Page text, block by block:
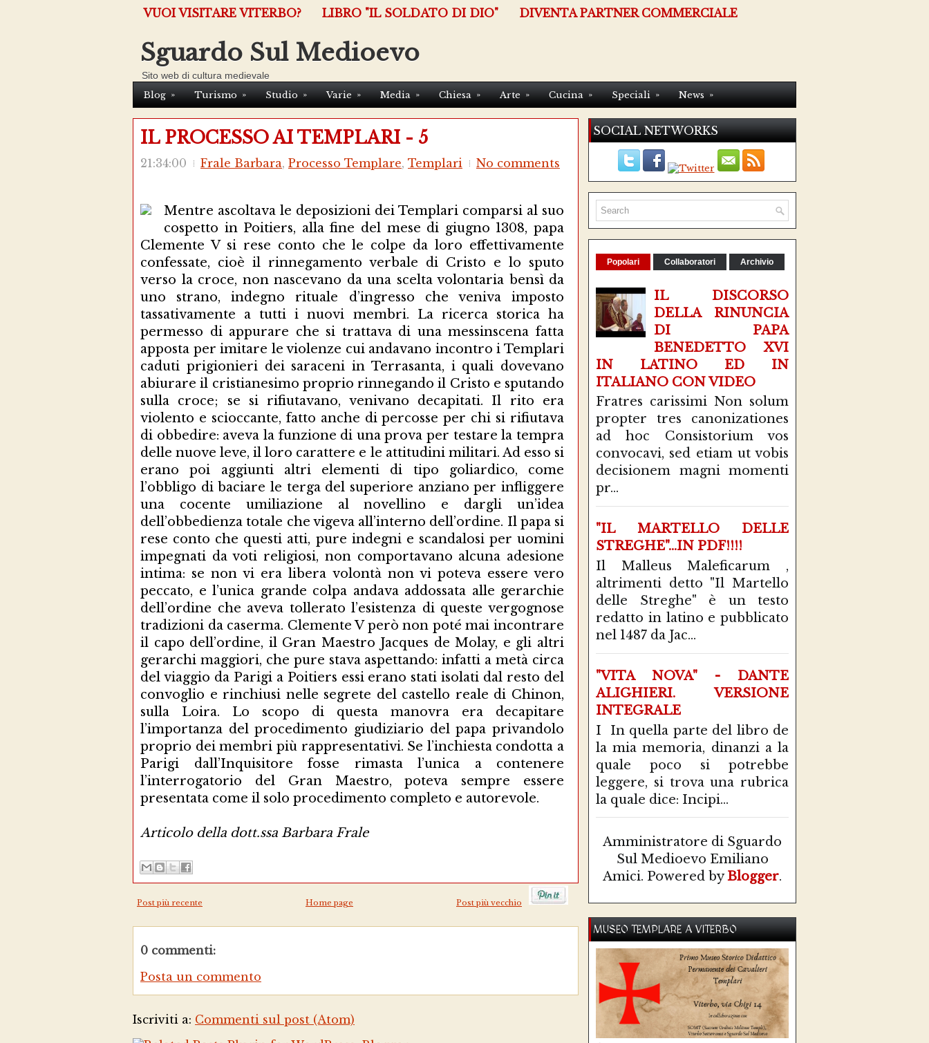
VUOI VISITARE VITERBO? LIBRO "IL SOLDATO DI DIO" DIVENTA PARTNER COMMERCIALE
Sguardo Sul Medioevo
Sito web di cultura medievale
Blog » Turismo » Studio » Varie » Media » Chiesa » Arte » Cucina » Speciali » News »
IL PROCESSO AI TEMPLARI - 5
21:34:00 Frale Barbara, Processo Templare, Templari No comments
Mentre ascoltava le deposizioni dei Templari comparsi al suo
cospetto in Poitiers, alla fine del mese di giugno 1308, papa
Clemente V si rese conto che le colpe da loro effettivamente
confessate, cioè il rinnegamento verbale di Cristo e lo sputo
verso la croce, non nascevano da una scelta volontaria bensì da
uno strano, indegno rituale d’ingresso che veniva imposto
tassativamente a tutti i nuovi membri. La ricerca storica ha
permesso di appurare che si trattava di una messinscena fatta
apposta per imitare le violenze cui andavano incontro i Templari
caduti prigionieri dei saraceni in Terrasanta, i quali dovevano
abiurare il cristianesimo proprio rinnegando il Cristo e sputando
sulla croce; se si rifiutavano, venivano decapitati. Il rito era
violento e scioccante, fatto anche di percosse per chi si rifiutava
di obbedire: aveva la funzione di una prova per testare la tempra
delle nuove leve, il loro carattere e le attitudini militari. Ad esso si
erano poi aggiunti altri elementi di tipo goliardico, come
l’obbligo di baciare le terga del superiore anziano per infliggere
una cocente umiliazione al novellino e dargli un’idea
dell’obbedienza totale che vigeva all’interno dell’ordine. Il papa si
rese conto che questi atti, pure indegni e scandalosi per uomini
impegnati da voti religiosi, non comportavano alcuna adesione
intima: se non vi era libera volontà non vi poteva essere vero
peccato, e l’unica grande colpa andava addossata alle gerarchie
dell’ordine che aveva tollerato l’esistenza di queste vergognose
tradizioni da caserma. Clemente V però non poté mai incontrare
il capo dell’ordine, il Gran Maestro Jacques de Molay, e gli altri
gerarchi maggiori, che pure stava aspettando: infatti a metà circa
del viaggio da Parigi a Poitiers essi erano stati isolati dal resto del
convoglio e rinchiusi nelle segrete del castello reale di Chinon,
sulla Loira. Lo scopo di questa manovra era decapitare
l’importanza del procedimento giudiziario del papa privandolo
proprio dei membri più rappresentativi. Se l’inchiesta condotta a
Parigi dall’Inquisitore fosse rimasta l’unica a contenere
l’interrogatorio del Gran Maestro, poteva sempre essere
presentata come il solo procedimento completo e autorevole.
Articolo della dott.ssa Barbara Frale
Post più recente Post più vecchio
Home page
0 commenti:
Posta un commento
Iscriviti a: Commenti sul post (Atom)
SOCIAL NETWORKS
Popolari Collaboratori Archivio
IL DISCORSO
DELLA RINUNCIA
DI PAPA
BENEDETTO XVI
IN LATINO ED IN
ITALIANO CON VIDEO
Fratres carissimi Non solum
propter tres canonizationes
ad hoc Consistorium vos
convocavi, sed etiam ut vobis
decisionem magni momenti
pr...
"IL MARTELLO DELLE
STREGHE"...IN PDF!!!!
Il Malleus Maleficarum ,
altrimenti detto "Il Martello
delle Streghe" è un testo
redatto in latino e pubblicato
nel 1487 da Jac...
"VITA NOVA" - DANTE
ALIGHIERI. VERSIONE
INTEGRALE
I In quella parte del libro de
la mia memoria, dinanzi a la
quale poco si potrebbe
leggere, si trova una rubrica
la quale dice: Incipi...
Amministratore di Sguardo
Sul Medioevo Emiliano
Amici. Powered byBlogger.
MUSEO TEMPLARE A VITERBO